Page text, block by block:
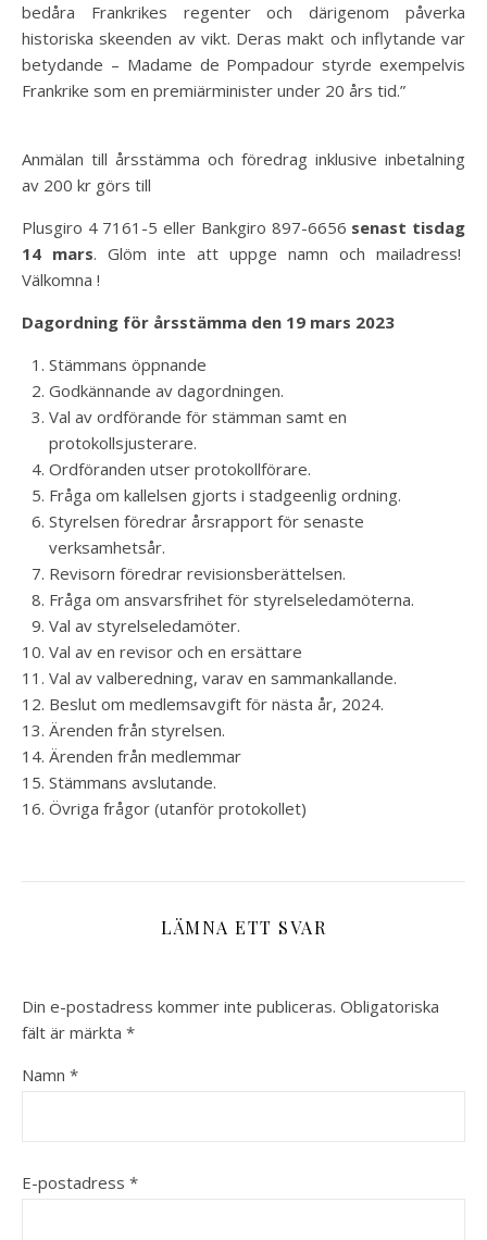
bedåra Frankrikes regenter och därigenom påverka
historiska skeenden av vikt. Deras makt och inflytande var
betydande – Madame de Pompadour styrde exempelvis
Frankrike som en premiärminister under 20 års tid.”
Anmälan till årsstämma och föredrag inklusive inbetalning
av 200 kr görs till
Plusgiro 4 7161-5 eller Bankgiro 897-6656 senast tisdag
14 mars. Glöm inte att uppge namn och mailadress!
Välkomna !
Dagordning för årsstämma den 19 mars 2023
Stämmans öppnande
Godkännande av dagordningen.
Val av ordförande för stämman samt en
protokollsjusterare.
Ordföranden utser protokollförare.
Fråga om kallelsen gjorts i stadgeenlig ordning.
Styrelsen föredrar årsrapport för senaste
verksamhetsår.
Revisorn föredrar revisionsberättelsen.
Fråga om ansvarsfrihet för styrelseledamöterna.
Val av styrelseledamöter.
Val av en revisor och en ersättare
Val av valberedning, varav en sammankallande.
Beslut om medlemsavgift för nästa år, 2024.
Ärenden från styrelsen.
Ärenden från medlemmar
Stämmans avslutande.
Övriga frågor (utanför protokollet)
LÄMNA ETT SVAR
Din e-postadress kommer inte publiceras. Obligatoriska
fält är märkta *
Namn *
E-postadress *